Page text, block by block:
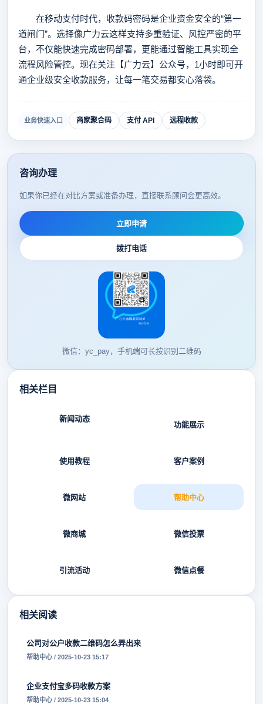
在移动支付时代，收款码密码是企业资金安全的“第一
道闸门”。选择像广力云这样支持多重验证、风控严密的平
台，不仅能快速完成密码部署，更能通过智能工具实现全
流程风险管控。现在关注【广力云】公众号，1小时即可开
通企业级安全收款服务，让每一笔交易都安心落袋。
业务快速入口 商家聚合码 支付 API 远程收款
咨询办理
如果你已经在对比方案或准备办理，直接联系顾问会更高效。
立即申请
拨打电话
微信：yc_pay，手机端可长按识别二维码
相关栏目
新闻动态
功能展示
使用教程 客户案例
微网站 帮助中心
微商城 微信投票
引流活动 微信点餐
相关阅读
公司对公户收款二维码怎么弄出来
帮助中心 / 2025-10-23 15:17
企业支付宝多码收款方案
帮助中心 / 2025-10-23 15:04